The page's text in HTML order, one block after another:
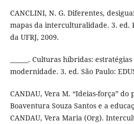
CANCLINI, N. G. Diferentes,
mapas da interculturalidade. 3. ed.
da UFRJ, 2009.
______. Culturas híbridas:
modernidade. 3. ed. São Paulo:
CANDAU, Vera M. “Ideias-força” do
Boaventura Souza Santos e a
CANDAU, Vera Maria (Org).